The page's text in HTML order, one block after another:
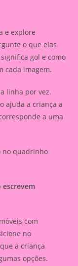
e explore
o que elas
gol e como
cada imagem.
linha por vez.
ajuda a criança a
a uma
no quadrinho
escrevem
com
no
a criança
opções.